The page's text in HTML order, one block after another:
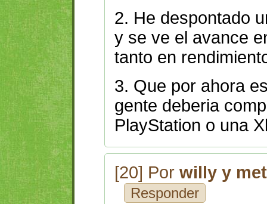
2. He despontado
y se ve el avance
tanto en
3. Que por ahora
gente deberia
PlayStation o una
[20] Por willy y
Responder